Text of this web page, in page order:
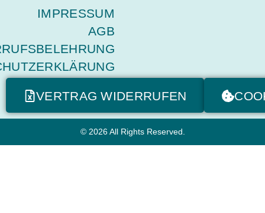
IMPRESSUM
AGB
VERTRAG WIDERRUFEN
© 2026 All Rights Reserved.